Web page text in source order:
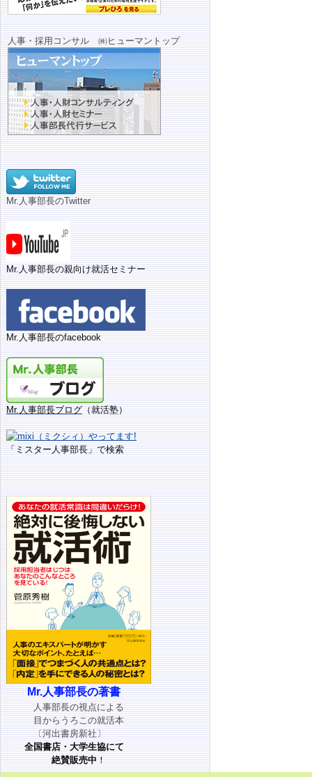
人事・採用コンサル ㈱ヒューマントップ
Mr.人事部長のTwitter
Mr.人事部長の親向け就活セミナー
Mr.人事部長のfacebook
Mr.人事部長ブログ（就活塾）
「ミスター人事部長」で検索
Mr.人事部長の著書
人事部長の視点による
目からうろこの就活本
〔河出書房新社〕
全国書店・大学生協にて
絶賛販売中 ！